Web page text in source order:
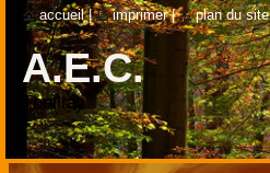
A.E.C.
Theillay
accueil | imprimer | plan du site